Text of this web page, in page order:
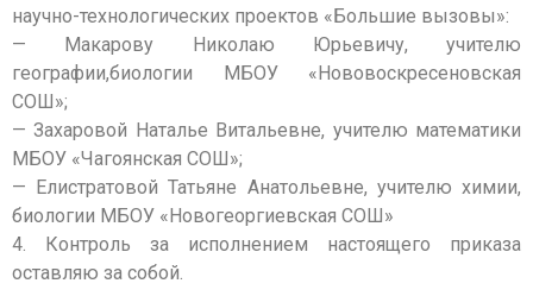
научно-технологических проектов «Большие вызовы»:
— Макарову Николаю Юрьевичу, учителю
географии,биологии МБОУ «Нововоскресеновская
СОШ»;
— Захаровой Наталье Витальевне, учителю математики
МБОУ «Чагоянская СОШ»;
— Елистратовой Татьяне Анатольевне, учителю химии,
биологии МБОУ «Новогеоргиевская СОШ»
4. Контроль за исполнением настоящего приказа
оставляю за собой.